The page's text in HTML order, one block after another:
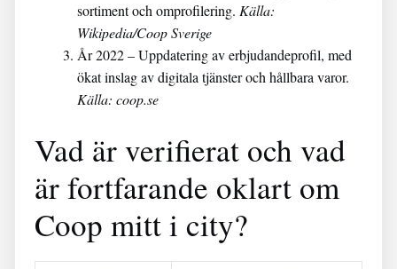
sortiment och omprofilering. Källa:
Wikipedia/Coop Sverige
År 2022– Uppdatering av erbjudandeprofil, med
ökat inslag av digitala tjänster och hållbara varor.
Källa: coop.se
Vad är verifierat och vad
är fortfarande oklart om
Coop mitt i city?